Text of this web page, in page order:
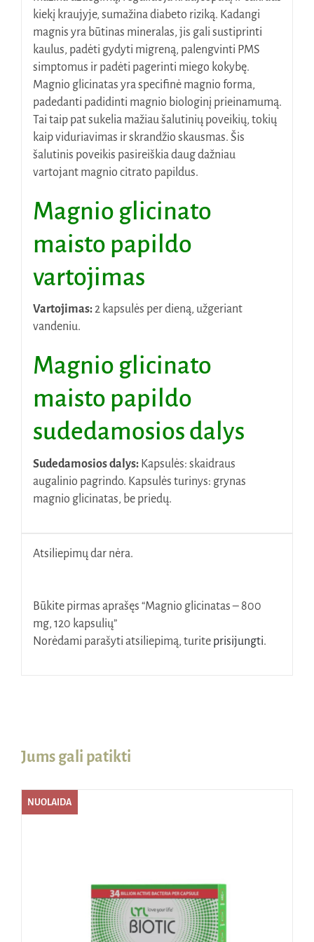
kiekį kraujyje, sumažina diabeto riziką. Kadangi
magnis yra būtinas mineralas, jis gali sustiprinti
kaulus, padėti gydyti migreną, palengvinti PMS
simptomus ir padėti pagerinti miego kokybę.
Magnio glicinatas yra specifinė magnio forma,
padedanti padidinti magnio biologinį prieinamumą.
Tai taip pat sukelia mažiau šalutinių poveikių, tokių
kaip viduriavimas ir skrandžio skausmas. Šis
šalutinis poveikis pasireiškia daug dažniau
vartojant magnio citrato papildus.
Magnio glicinato
maisto papildo
vartojimas
Vartojimas:2 kapsulės per dieną, užgeriant
vandeniu.
Magnio glicinato
maisto papildo
sudedamosios dalys
Sudedamosios dalys: Kapsulės: skaidraus
augalinio pagrindo. Kapsulės turinys: grynas
magnio glicinatas, be priedų.
Atsiliepimų dar nėra.
Būkite pirmas aprašęs “Magnio glicinatas – 800
mg, 120 kapsulių”
Norėdami parašyti atsiliepimą, turite prisijungti.
Jums gali patikti
NUOLAIDA